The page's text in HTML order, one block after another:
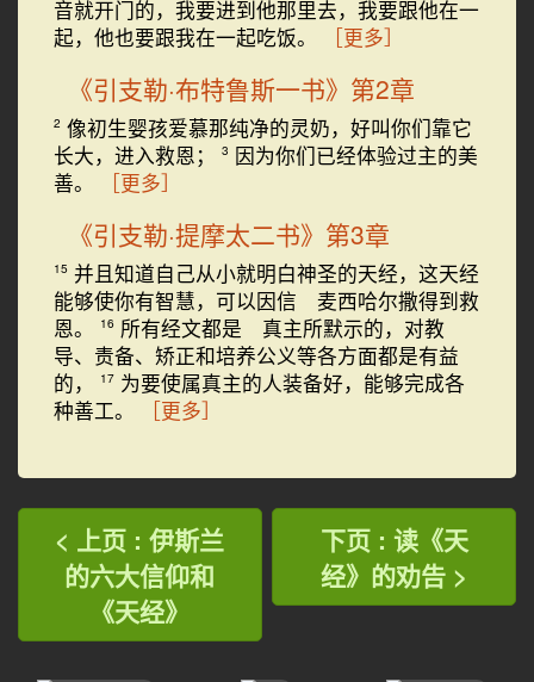
音就开门的，我要进到他那里去，我要跟他在一
起，他也要跟我在一起吃饭。
［更多］
《引支勒·布特鲁斯一书》第2章
2 像初生婴孩爱慕那纯净的灵奶，好叫你们靠它
长大，进入救恩；
3 因为你们已经体验过主的美
善。
［更多］
《引支勒·提摩太二书》第3章
15 并且知道自己从小就明白神圣的天经，这天经
能够使你有智慧，可以因信 麦西哈尔撒得到救
恩。
16 所有经文都是 真主所默示的，对教
导、责备、矫正和培养公义等各方面都是有益
的，
17 为要使属真主的人装备好，能够完成各
种善工。
［更多］
< 上页 : 伊斯兰
的六大信仰和
《天经》
下页 : 读《天
经》的劝告 >